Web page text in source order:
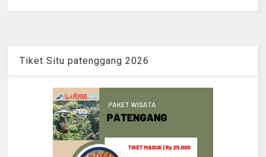
Tiket Situ patenggang 2026